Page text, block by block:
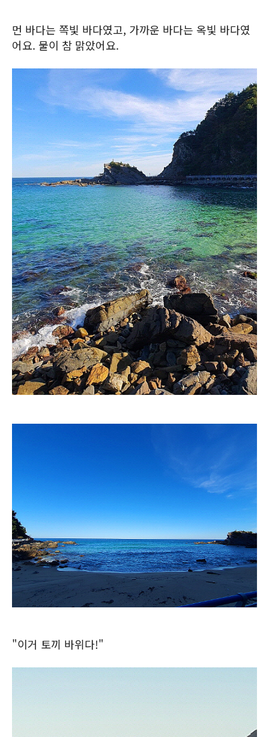
먼 바다는 쪽빛 바다였고, 가까운 바다는 옥빛 바다였
어요. 물이 참 맑았어요.
"이거 토끼 바위다!"